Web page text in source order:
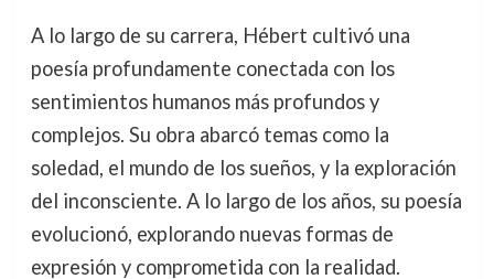
A lo largo de su carrera, Hébert cultivó una
poesía profundamente conectada con los
sentimientos humanos más profundos y
complejos. Su obra abarcó temas como la
soledad, el mundo de los sueños, y la exploración
del inconsciente. A lo largo de los años, su poesía
evolucionó, explorando nuevas formas de
expresión y comprometida con la realidad.